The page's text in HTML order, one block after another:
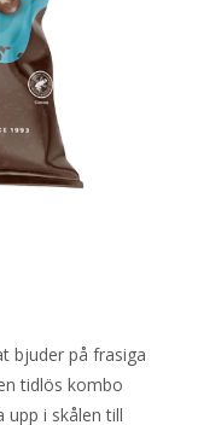
bjuder på frasiga
tidlös kombo
upp i skålen till